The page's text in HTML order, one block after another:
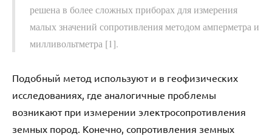
решена в более сложных приборах для измерения
малых значений сопротивления методом амперметра и
милливольтметра [1].
Подобный метод используют и в геофизических
исследованиях, где аналогичные проблемы
возникают при измерении электросопротивления
земных пород. Конечно, сопротивления земных